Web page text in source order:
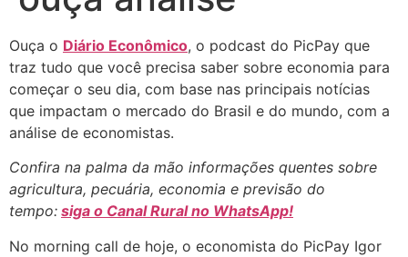
Ouça o Diário Econômico, o podcast do PicPay que
traz tudo que você precisa saber sobre economia para
começar o seu dia, com base nas principais notícias
que impactam o mercado do Brasil e do mundo, com a
análise de economistas.
Confira na palma da mão informações quentes sobre
agricultura, pecuária, economia e previsão do
tempo: siga o Canal Rural no WhatsApp!
No morning call de hoje, o economista do PicPay Igor